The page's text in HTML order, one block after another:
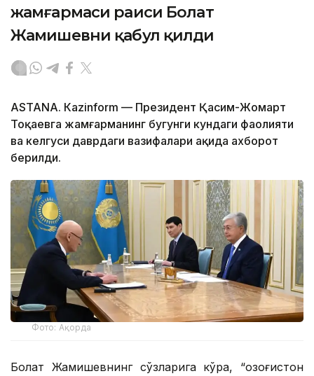
жамғармаси раиси Болат
Жамишевни қабул қилди
ASTANА. Кazinform — Президент Қасим-Жомарт
Тоқаевга жамғарманинг бугунги кундаги фаолияти
ва келгуси даврдаги вазифалари ҳақида ахборот
берилди.
Фото: Ақорда
Болат Жамишевнинг сўзларига кўра, “Қозоғистон